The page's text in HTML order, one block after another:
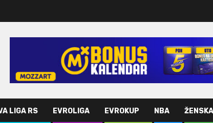
LIGA RS EVROLIGA EVROKUP NBA